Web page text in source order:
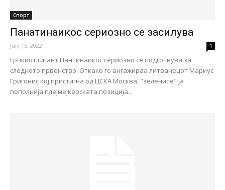
Спорт
Панатинаикос сериозно се засилува
July 15, 2022 1
Грчкиот гигант Пантинаикос сериозно се подготвува за
следното првенство. Откако го ангажираа литванецот Мариус
Григонис кој пристигна од ЦСКА Москва, "зелените" ја
пополнија плејмејкерската позиција...